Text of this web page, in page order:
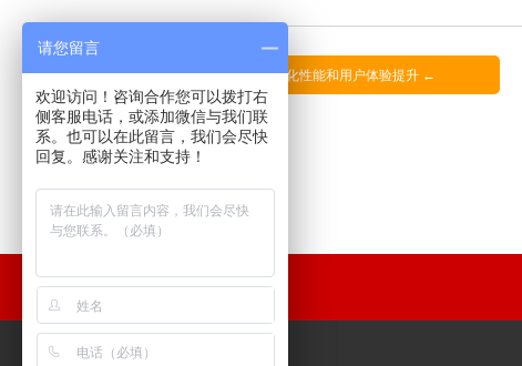
上一篇：网站优化性能和用户体验提升 ←
请您留言
欢迎访问！咨询合作您可以拨打右
侧客服电话，或添加微信与我们联
系。也可以在此留言，我们会尽快
回复。感谢关注和支持！